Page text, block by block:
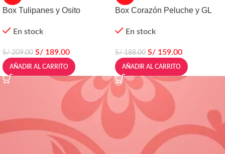
Box Tulipanes y Osito
En stock
S/209.00 S/ 189.00
AÑADIR AL CARRITO
Box Corazón Peluche y GL
En stock
S/188.00 S/ 159.00
AÑADIR AL CARRITO